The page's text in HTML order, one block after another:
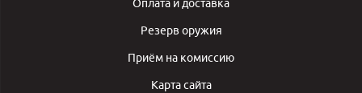
Оплата и доставка
Резерв оружия
Приём на комиссию
Карта сайта